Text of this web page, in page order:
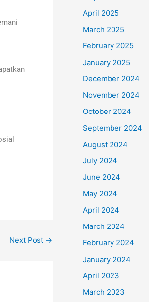
Next Post →
April 2025
March 2025
February 2025
January 2025
December 2024
November 2024
October 2024
September 2024
August 2024
July 2024
June 2024
May 2024
April 2024
March 2024
February 2024
January 2024
April 2023
March 2023